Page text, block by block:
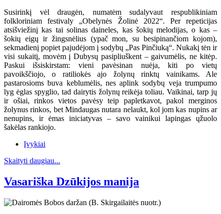
Susirinkį vėl draugėn, numatėm sudalyvaut respublikiniam
folkloriniam festivaly „Obelynės Žolinė 2022“. Per repeticijas
atsišviežinį kas tai solinas daineles, kas šokių melodijas, o kas –
šokių eigų ir žingsnėlius (ypač mon, su besipinančiom kojom),
sekmadienį popiet pajudėjom į sodybų „Pas Pinčiuką“. Nukakį tėn ir
visi sukaitį, movėm į Dubysų pasipliuškent – gaivumėlis, ne kitėp.
Paskui išsiskirstam: vieni pavėsinan nuėja, kiti po vietų
pavoikščiojo, o ratiliokės ajo žolynų rinktų vainikams. Ale
pastarosioms buva keblumėlis, nes aplink sodybų veja trumpumo
lyg ėglas spyglio, tad dairytis žolynų reikėja toliau. Vaikinai, tarp jų
ir ošiai, rinkos vietos pavėsy teip papletkavot, pakol merginos
žolynus rinkos, bet Mindaugas nutara nelaukt, kol jom kas nupins ar
nenupins, ir ėmas iniciatyvas – savo vainikui lapingas ųžuolo
šakėlas rankiojo.
Įvykiai
Skaityti daugiau...
Vasariška Dzūkijos manija